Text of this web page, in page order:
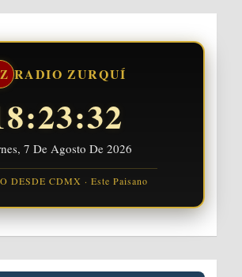
RADIO ZURQUÍ
7 De Agosto De 2026
DESDE CDMX · Este Paisano